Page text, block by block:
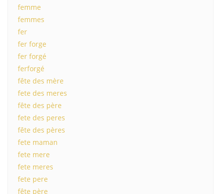
femme
femmes
fer
fer forge
fer forgé
ferforgé
fête des mère
fete des meres
fête des père
fete des peres
fête des pères
fete maman
fete mere
fete meres
fete pere
fête père